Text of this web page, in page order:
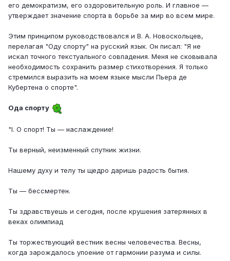
его демократизм, его оздоровительную роль. И главное —
утверждает значение спорта в борьбе за мир во всем мире.
Этим принципом руководствовался и В. А. Новоскольцев,
перелагая "Оду спорту" на русский язык. Он писал: "Я не
искал точного текстуального совпадения. Меня не сковывала
необходимость сохранить размер стихотворения. Я только
стремился выразить на моем языке мысли Пьера де
Кубертена о спорте".
Ода спорту
"I. О спорт! Ты — наслаждение!
Ты верный, неизменный спутник жизни.
Нашему духу и телу ты щедро даришь радость бытия.
Ты — бессмертен.
Ты здравствуешь и сегодня, после крушения затерянных в
веках олимпиад
Ты торжествующий вестник весны человечества. Весны,
когда зарождалось упоение от гармонии разума и силы.